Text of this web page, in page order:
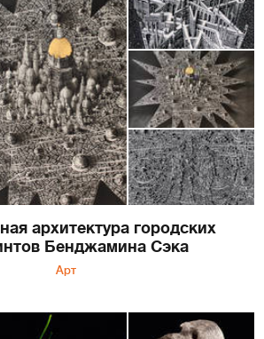
архитектура городских
Бенджамина Сэка
Арт